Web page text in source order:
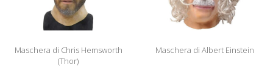
Maschera di Chris Hemsworth
(Thor)
Maschera di Albert Einstein